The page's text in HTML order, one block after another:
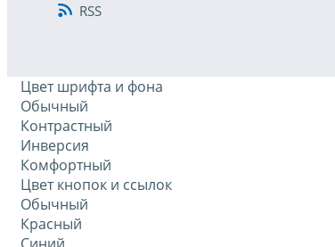
RSS
Цвет шрифта и фона
Обычный
Контрастный
Инверсия
Комфортный
Цвет кнопок и ссылок
Обычный
Красный